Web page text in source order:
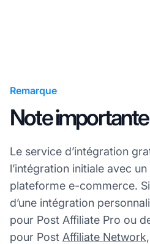
Remarque
Note importante
Le service d’intégration
l’intégration initiale avec
plateforme e-commerce.
d’une intégration
pour Post Affiliate Pro ou
pour Post Affiliate Network